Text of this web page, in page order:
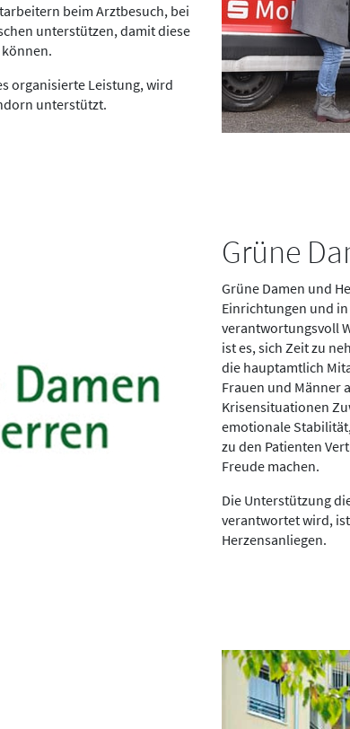
beim Arztbesuch, bei
unterstützen, damit diese
organisierte Leistung, wird
unterstützt.
Grüne
Grüne Damen und
Einrichtungen und
verantwortungsvoll
ist es, sich Zeit zu
die hauptamtlich
Frauen und Männer
Krisensituationen
emotionale
zu den Patienten
Freude machen.
Die Unterstützung
verantwortet wird,
Herzensanliegen.